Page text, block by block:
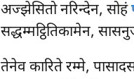
अज्झेसितो नरिन्देन, सोहं
सद्धम्मट्ठितिकामेन,
तेनेव कारिते रम्मे,